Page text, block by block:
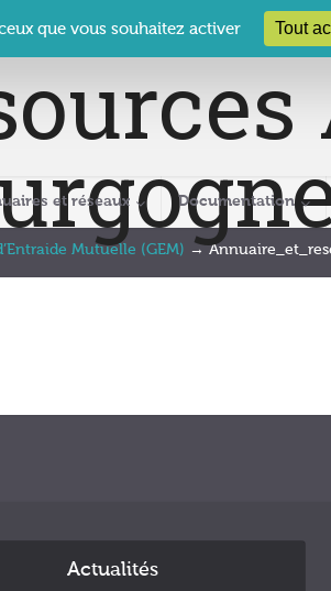
– 19-21 rue Coty – 21 000 DIJON
et réseaux Documentation
Mutuelle (GEM) →
Actualités
que vous souhaitez activer Tout